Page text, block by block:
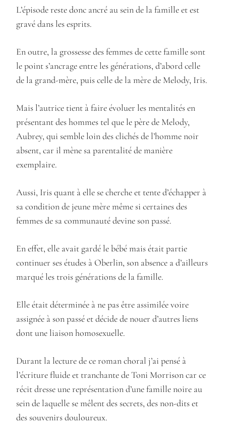
L’épisode reste donc ancré au sein de la famille et est
gravé dans les esprits.
En outre, la grossesse des femmes de cette famille sont
le point s’ancrage entre les générations, d’abord celle
de la grand-mère, puis celle de la mère de Melody, Iris.
Mais l’autrice tient à faire évoluer les mentalités en
présentant des hommes tel que le père de Melody,
Aubrey, qui semble loin des clichés de l’homme noir
absent, car il mène sa parentalité de manière
exemplaire.
Aussi, Iris quant à elle se cherche et tente d’échapper à
sa condition de jeune mère même si certaines des
femmes de sa communauté devine son passé.
En effet, elle avait gardé le bébé mais était partie
continuer ses études à Oberlin, son absence a d’ailleurs
marqué les trois générations de la famille.
Elle était déterminée à ne pas être assimilée voire
assignée à son passé et décide de nouer d’autres liens
dont une liaison homosexuelle.
Durant la lecture de ce roman choral j’ai pensé à
l’écriture fluide et tranchante de Toni Morrison car ce
récit dresse une représentation d’une famille noire au
sein de laquelle se mêlent des secrets, des non-dits et
des souvenirs douloureux.